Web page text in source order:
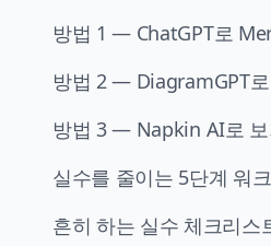
방법 1 — ChatGPT로
방법 2 — DiagramGPT
방법 3 — Napkin AI로
실수를 줄이는 5단계 워
흔히 하는 실수 체크리스